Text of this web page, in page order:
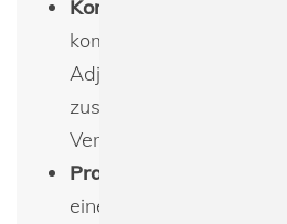
Kompatibilität
kompatibel mit dem
Adjustable Bag Strap
zusätzliche Flexibilität
Verwendung ermöglicht.
Praktisches
einem Volumen von 1,5